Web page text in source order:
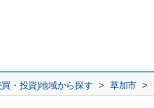
買・投資)地域から探す > 草加市 >